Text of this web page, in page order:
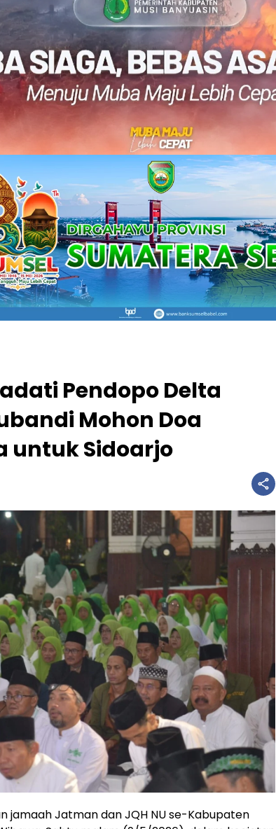
Pendopo Delta
Mohon Doa
untuk Sidoarjo
jamaah Jatman dan JQH NU se-Kabupaten